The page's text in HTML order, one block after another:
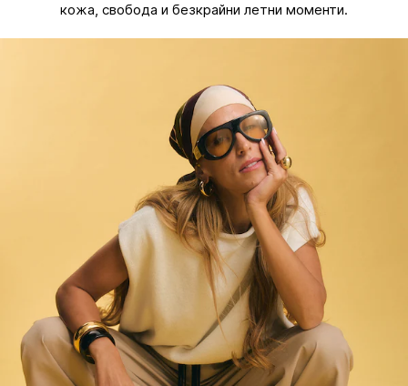
кожа, свобода и безкрайни летни моменти.